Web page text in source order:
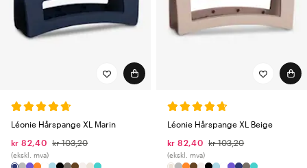
Léonie Hårspange XL Marin
kr 82,40 kr 103,20
(ekskl. mva)
Léonie Hårspange XL Beige
kr 82,40 kr 103,20
(ekskl. mva)